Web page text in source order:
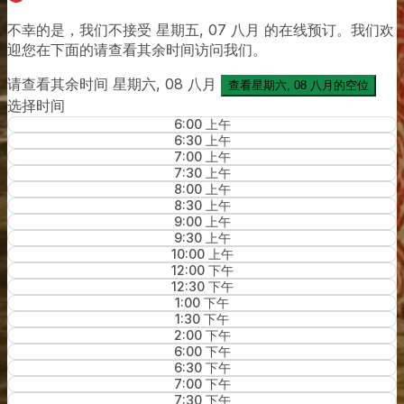
不幸的是，我们不接受 星期五, 07 八月 的在线预订。我们欢
迎您在下面的请查看其余时间访问我们。
请查看其余时间 星期六, 08 八月 查看星期六, 08 八月的空位
选择时间
6:00 上午
6:30 上午
7:00 上午
7:30 上午
8:00 上午
8:30 上午
9:00 上午
9:30 上午
10:00 上午
12:00 下午
12:30 下午
1:00 下午
1:30 下午
2:00 下午
6:00 下午
6:30 下午
7:00 下午
7:30 下午